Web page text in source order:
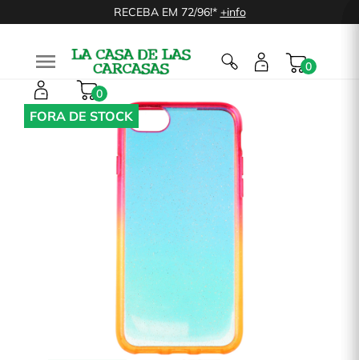
RECEBA EM 72/96!* +info

0
0
FORA DE STOCK